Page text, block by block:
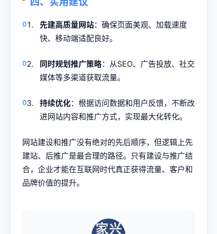
先建高质量网站：确保页面美观、加载速度
快、移动端适配良好。
同时规划推广策略：从SEO、广告投放、社交
媒体等多渠道获取流量。
持续优化：根据访问数据和用户反馈，不断改
进网站内容和推广方式，实现最大化转化。
网站建设和推广没有绝对的先后顺序，但逻辑上先
建站、后推广是最合理的路径。只有建设与推广结
合，企业才能在互联网时代真正获得流量、客户和
品牌价值的提升。